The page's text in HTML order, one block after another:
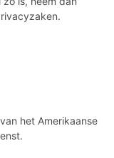
het Amerikaanse